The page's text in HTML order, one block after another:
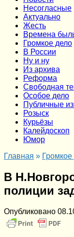
Несогласные
Актуально
Жесть
Времена
Громкое дело
В России
Ну и ну
Из архива
Реформа
Cвободная
Особое дело
Публичные
Розыск
Курьёзы
Калейдоскоп
Юмор
Главная » Громкое
В
полиции
Опубликовано